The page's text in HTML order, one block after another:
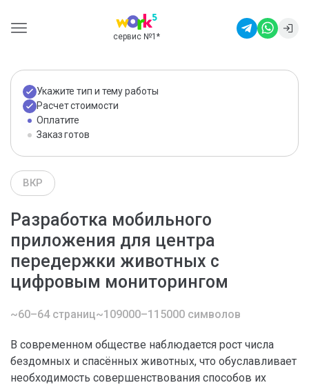
сервис №1 *
Укажите тип и тему работы
Расчет стоимости
Оплатите
Заказ готов
ВКР
Разработка мобильного
приложения для центра
передержки животных с
цифровым мониторингом
~60–64 страниц~109000–115000 символов
В современном обществе наблюдается рост числа
бездомных и спасённых животных, что обуславливает
необходимость совершенствования способов их